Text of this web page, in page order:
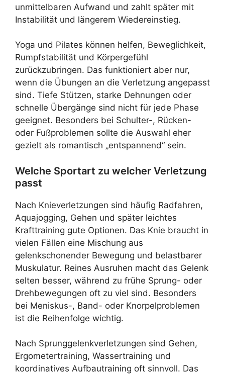
unmittelbaren Aufwand und zahlt später mit
Instabilität und längerem Wiedereinstieg.
Yoga und Pilates können helfen, Beweglichkeit,
Rumpfstabilität und Körpergefühl
zurückzubringen. Das funktioniert aber nur,
wenn die Übungen an die Verletzung angepasst
sind. Tiefe Stützen, starke Dehnungen oder
schnelle Übergänge sind nicht für jede Phase
geeignet. Besonders bei Schulter-, Rücken-
oder Fußproblemen sollte die Auswahl eher
gezielt als romantisch „entspannend“ sein.
Welche Sportart zu welcher Verletzung
passt
Nach Knieverletzungen sind häufig Radfahren,
Aquajogging, Gehen und später leichtes
Krafttraining gute Optionen. Das Knie braucht in
vielen Fällen eine Mischung aus
gelenkschonender Bewegung und belastbarer
Muskulatur. Reines Ausruhen macht das Gelenk
selten besser, während zu frühe Sprung- oder
Drehbewegungen oft zu viel sind. Besonders
bei Meniskus-, Band- oder Knorpelproblemen
ist die Reihenfolge wichtig.
Nach Sprunggelenkverletzungen sind Gehen,
Ergometertraining, Wassertraining und
koordinatives Aufbautraining oft sinnvoll. Das